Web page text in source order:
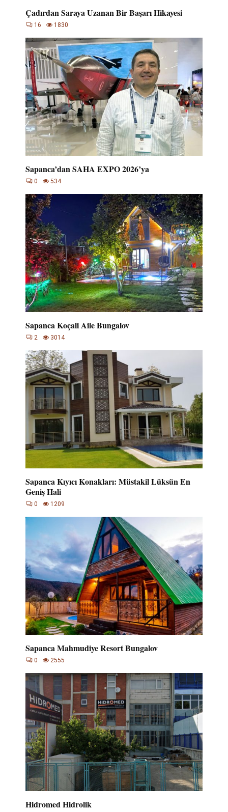
Çadırdan Saraya Uzanan Bir Başarı Hikayesi
16 1830
Sapanca’dan SAHA EXPO 2026’ya
0 534
Sapanca Koçali Aile Bungalov
2 3014
Sapanca Kıyıcı Konakları: Müstakil Lüksün En
Geniş Hali
0 1209
Sapanca Mahmudiye Resort Bungalov
0 2555
Hidromed Hidrolik